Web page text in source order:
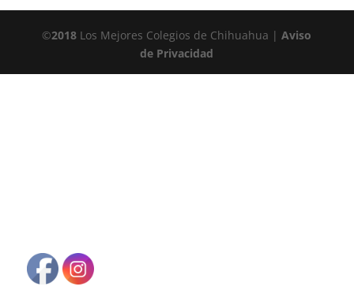
©2018 Los Mejores Colegios de Chihuahua |Aviso
de Privacidad